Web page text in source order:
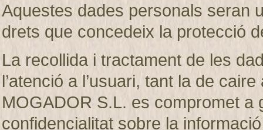
Aquestes dades personals seran
drets que concedeix la protecció
La recollida i tractament de les
l’atenció a l’usuari, tant la de
MOGADOR S.L. es compromet
confidencialitat sobre la